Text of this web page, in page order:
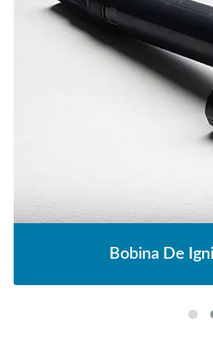
Bobina De